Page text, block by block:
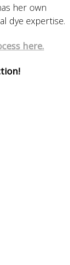
her own
dye expertise.
here.